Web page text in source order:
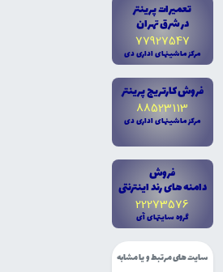
تعميرات پرينتر
در شرق تهران
77927547
مرکز ماشينهاى ادارى دى
فروش کارتريج پرينتر
88523113
مرکز ماشينهاى ادارى دى
فروش
دامنه هاى رند اينترنتى
22273576
گروه سايتهاى آى
سایت های مرتبط و یا مشابه